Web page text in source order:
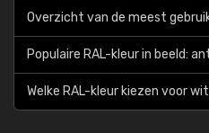
Overzicht van de meest
Populaire RAL-kleur in beeld:
Welke RAL-kleur kiezen voor